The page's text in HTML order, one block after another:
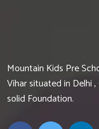
Mountain Kids Pre
Vihar situated in Delhi
solid Foundation.